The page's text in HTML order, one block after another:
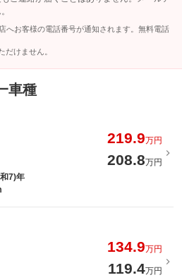
へお客様の電話番号が通知されます。無料電話
だけません。
車種
219.9万円
208.8万円
7)年
134.9万円
119.4万円